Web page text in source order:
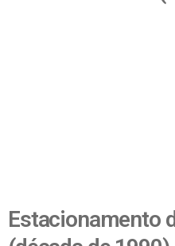
Estacionamento